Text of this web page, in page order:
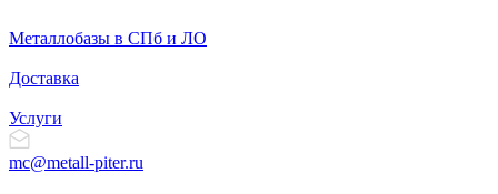
Металлобазы в СПб и ЛО
Доставка
Услуги
mc@metall-piter.ru